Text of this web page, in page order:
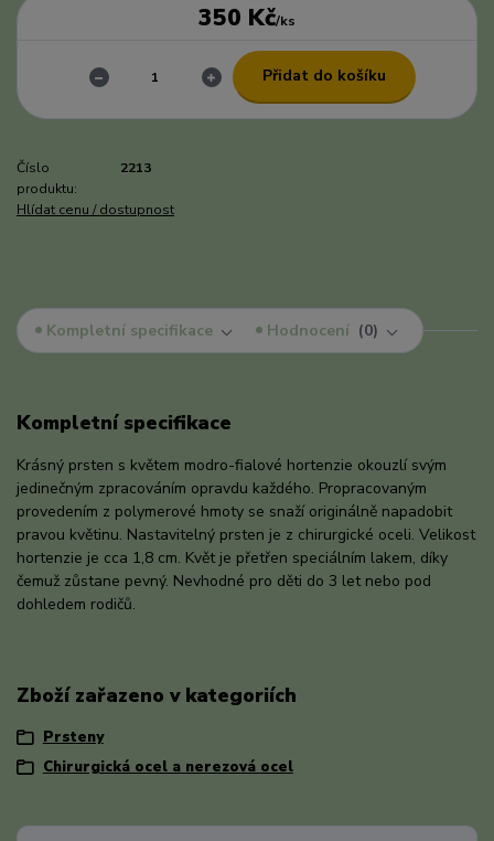
350 Kč/ks
Přidat do košíku
Číslo
produktu:
2213
Hlídat cenu / dostupnost
Kompletní specifikace Hodnocení 0
Kompletní specifikace
Krásný prsten s květem modro-fialové hortenzie okouzlí svým
jedinečným zpracováním opravdu každého. Propracovaným
provedením z polymerové hmoty se snaží originálně napadobit
pravou květinu. Nastavitelný prsten je z chirurgické oceli. Velikost
hortenzie je cca 1,8 cm. Květ je přetřen speciálním lakem, díky
čemuž zůstane pevný. Nevhodné pro děti do 3 let nebo pod
dohledem rodičů.
Zboží zařazeno v kategoriích
Prsteny
Chirurgická ocel a nerezová ocel